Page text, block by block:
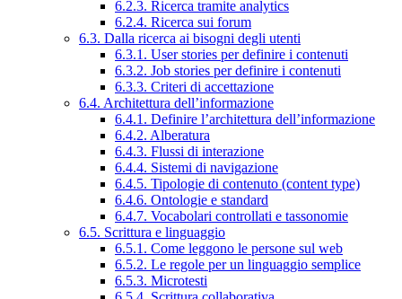
6.2.3. Ricerca tramite analytics
6.2.4. Ricerca sui forum
6.3. Dalla ricerca ai bisogni degli utenti
6.3.1. User stories per definire i contenuti
6.3.2. Job stories per definire i contenuti
6.3.3. Criteri di accettazione
6.4. Architettura dell’informazione
6.4.1. Definire l’architettura dell’informazione
6.4.2. Alberatura
6.4.3. Flussi di interazione
6.4.4. Sistemi di navigazione
6.4.5. Tipologie di contenuto (content type)
6.4.6. Ontologie e standard
6.4.7. Vocabolari controllati e tassonomie
6.5. Scrittura e linguaggio
6.5.1. Come leggono le persone sul web
6.5.2. Le regole per un linguaggio semplice
6.5.3. Microtesti